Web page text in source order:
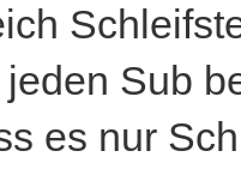
Sub
es nur